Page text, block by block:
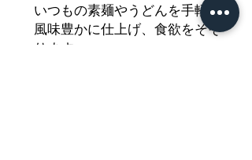
いつもの素麺やうどんを手軽に
風味豊かに仕上げ、食欲をそそ
ります